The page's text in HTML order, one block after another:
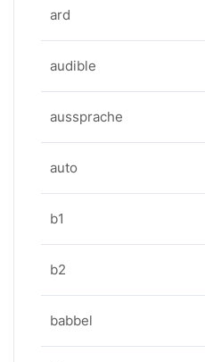
ard
audible
aussprache
auto
b1
b2
babbel